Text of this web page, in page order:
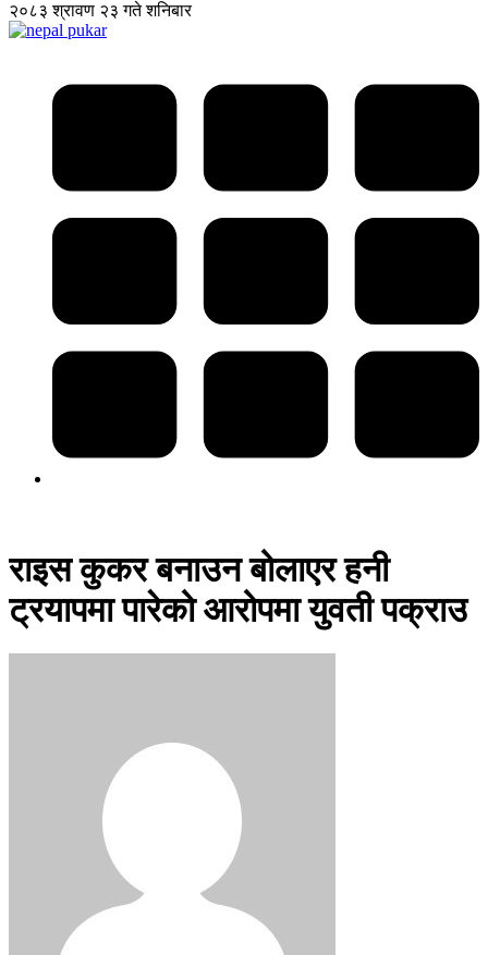
२०८३ श्रावण २३ गते शनिबार
राइस कुकर बनाउन बोलाएर हनी
ट्रयापमा पारेको आरोपमा युवती पक्राउ